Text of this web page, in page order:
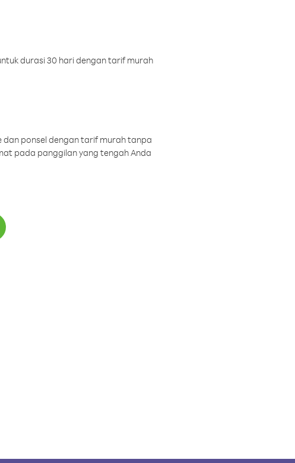
durasi 30 hari dengan tarif murah
dan ponsel dengan tarif murah tanpa
pada panggilan yang tengah Anda